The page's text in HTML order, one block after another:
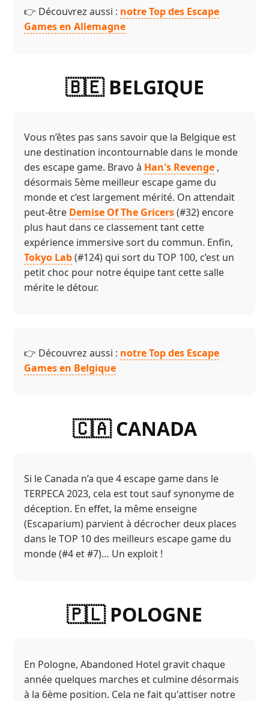
👉 Découvrez aussi : notre Top des Escape
Games en Allemagne
🇧🇪 BELGIQUE
Vous n’êtes pas sans savoir que la Belgique est
une destination incontournable dans le monde
des escape game. Bravo à Han's Revenge ,
désormais 5ème meilleur escape game du
monde et c’est largement mérité. On attendait
peut-être Demise Of The Gricers(#32) encore
plus haut dans ce classement tant cette
expérience immersive sort du commun. Enfin,
Tokyo Lab(#124) qui sort du TOP 100, c’est un
petit choc pour notre équipe tant cette salle
mérite le détour.
👉 Découvrez aussi : notre Top des Escape
Games en Belgique
🇨🇦 CANADA
Si le Canada n’a que 4 escape game dans le
TERPECA 2023, cela est tout sauf synonyme de
déception. En effet, la même enseigne
(Escaparium) parvient à décrocher deux places
dans le TOP 10 des meilleurs escape game du
monde (#4 et #7)… Un exploit !
🇵🇱 POLOGNE
En Pologne, Abandoned Hotel gravit chaque
année quelques marches et culmine désormais
à la 6ème position. Cela ne fait qu'attiser notre